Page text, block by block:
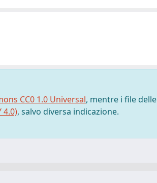
CC0 1.0 Universal, mentre i file delle
4.0), salvo diversa indicazione.